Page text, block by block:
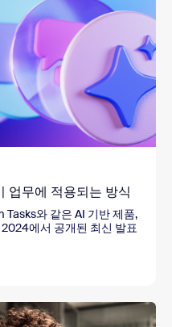
업무에 적용되는 방식
Tasks와 같은 AI 기반 제품,
에서 공개된 최신 발표